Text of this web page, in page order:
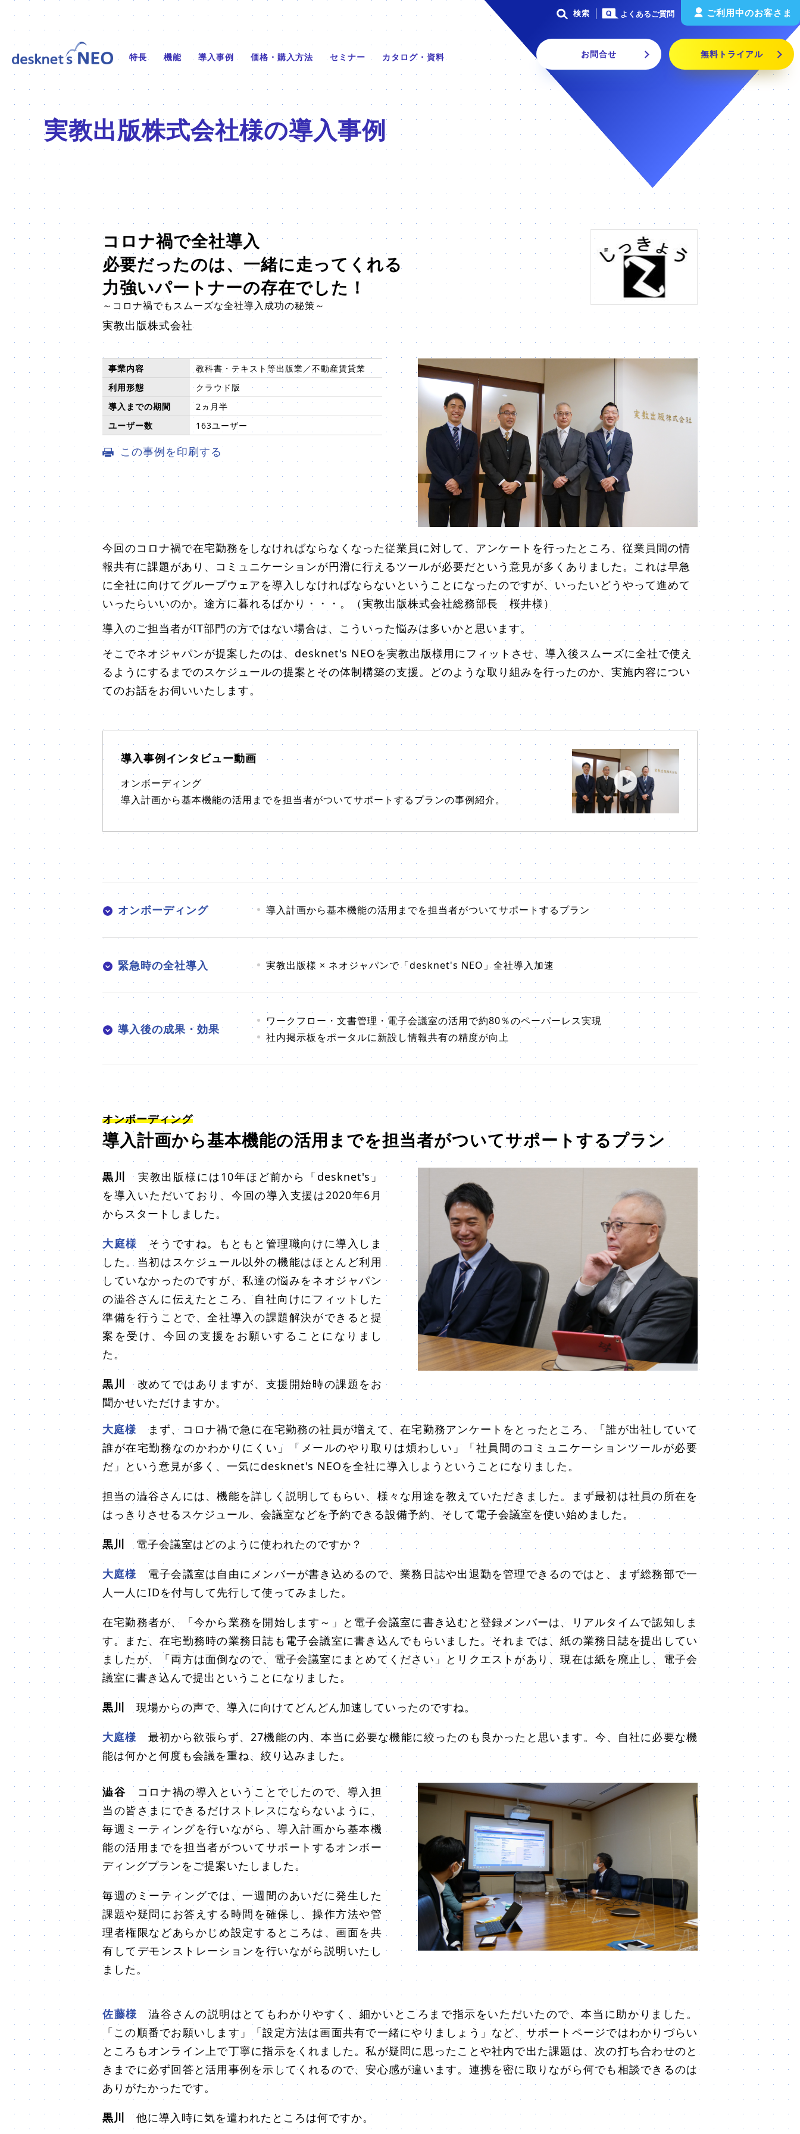
特長 機能 導入事例 価格・購入方法 セミナー カタログ・資料
検索 よくあるご質問 ご利用中のお客さま
お問合せ 無料トライアル
実教出版株式会社様の導入事例
コロナ禍で全社導入
必要だったのは、一緒に走ってくれる
力強いパートナーの存在でした！
～コロナ禍でもスムーズな全社導入成功の秘策～
実教出版株式会社
事業内容
教科書・テキスト等出版業／不動産賃貸業
利用形態
クラウド版
導入までの期間
2ヵ月半
ユーザー数
163ユーザー
この事例を印刷する
今回のコロナ禍で在宅勤務をしなければならなくなった従業員に対して、アンケートを行ったところ、従業員間の情
報共有に課題があり、コミュニケーションが円滑に行えるツールが必要だという意見が多くありました。これは早急
に全社に向けてグループウェアを導入しなければならないということになったのですが、いったいどうやって進めて
いったらいいのか。途方に暮れるばかり・・・。（実教出版株式会社総務部長 桜井様）
導入のご担当者がIT部門の方ではない場合は、こういった悩みは多いかと思います。
そこでネオジャパンが提案したのは、desknet's NEOを実教出版様用にフィットさせ、導入後スムーズに全社で使え
るようにするまでのスケジュールの提案とその体制構築の支援。どのような取り組みを行ったのか、実施内容につい
てのお話をお伺いいたします。
導入事例インタビュー動画
オンボーディング
導入計画から基本機能の活用までを担当者がついてサポートするプランの事例紹介。
オンボーディング 導入計画から基本機能の活用までを担当者がついてサポートするプラン
緊急時の全社導入 実教出版様 × ネオジャパンで「desknet's NEO」全社導入加速
導入後の成果・効果
ワークフロー・文書管理・電子会議室の活用で約80％のペーパーレス実現
社内掲示板をポータルに新設し情報共有の精度が向上
オンボーディング
導入計画から基本機能の活用までを担当者がついてサポートするプラン
黒川
実教出版様には10年ほど前から「desknet's」
を導入いただいており、今回の導入支援は2020年6月
からスタートしました。
大庭様 そうですね。もともと管理職向けに導入しま
した。当初はスケジュール以外の機能はほとんど利用
していなかったのですが、私達の悩みをネオジャパン
の澁谷さんに伝えたところ、自社向けにフィットした
準備を行うことで、全社導入の課題解決ができると提
案を受け、今回の支援をお願いすることになりまし
た。
黒川 改めてではありますが、支援開始時の課題をお
聞かせいただけますか。
大庭様 まず、コロナ禍で急に在宅勤務の社員が増えて、在宅勤務アンケートをとったところ、「誰が出社していて
誰が在宅勤務なのかわかりにくい」「メールのやり取りは煩わしい」「社員間のコミュニケーションツールが必要
だ」という意見が多く、一気にdesknet's NEOを全社に導入しようということになりました。
担当の澁谷さんには、機能を詳しく説明してもらい、様々な用途を教えていただきました。まず最初は社員の所在を
はっきりさせるスケジュール、会議室などを予約できる設備予約、そして電子会議室を使い始めました。
黒川 電子会議室はどのように使われたのですか？
大庭様 電子会議室は自由にメンバーが書き込めるので、業務日誌や出退勤を管理できるのではと、まず総務部で一
人一人にIDを付与して先行して使ってみました。
在宅勤務者が、「今から業務を開始します～」と電子会議室に書き込むと登録メンバーは、リアルタイムで認知しま
す。また、在宅勤務時の業務日誌も電子会議室に書き込んでもらいました。それまでは、紙の業務日誌を提出してい
ましたが、「両方は面倒なので、電子会議室にまとめてください」とリクエストがあり、現在は紙を廃止し、電子会
議室に書き込んで提出ということになりました。
黒川 現場からの声で、導入に向けてどんどん加速していったのですね。
大庭様 最初から欲張らず、27機能の内、本当に必要な機能に絞ったのも良かったと思います。今、自社に必要な機
能は何かと何度も会議を重ね、絞り込みました。
澁谷 コロナ禍の導入ということでしたので、導入担
当の皆さまにできるだけストレスにならないように、
毎週ミーティングを行いながら、導入計画から基本機
能の活用までを担当者がついてサポートするオンボー
ディングプランをご提案いたしました。
毎週のミーティングでは、一週間のあいだに発生した
課題や疑問にお答えする時間を確保し、操作方法や管
理者権限などあらかじめ設定するところは、画面を共
有してデモンストレーションを行いながら説明いたし
ました。
佐藤様 澁谷さんの説明はとてもわかりやすく、細かいところまで指示をいただいたので、本当に助かりました。
「この順番でお願いします」「設定方法は画面共有で一緒にやりましょう」など、サポートページではわかりづらい
ところもオンライン上で丁寧に指示をくれました。私が疑問に思ったことや社内で出た課題は、次の打ち合わせのと
きまでに必ず回答と活用事例を示してくれるので、安心感が違います。連携を密に取りながら何でも相談できるのは
ありがたかったです。
黒川 他に導入時に気を遣われたところは何ですか。